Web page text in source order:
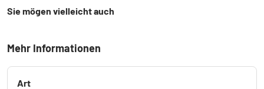
Sie mögen vielleicht auch
Mehr Informationen
Art